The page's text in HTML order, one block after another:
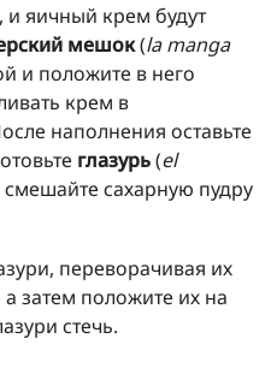
и яичный крем будут
мешок(la manga
и положите в него
крем в
наполнения оставьте
глазурь(el
сахарную пудру
переворачивая их
затем положите их на
стечь.